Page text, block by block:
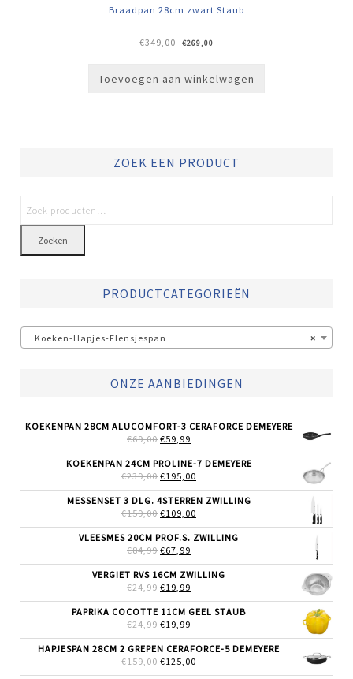
Braadpan 28cm zwart Staub
€349,00
Oorspronkelijke
prijs
€269,00
prijs
Toevoegen aan winkelwagen
ZOEK EEN PRODUCT
Zoeken
PRODUCTCATEGORIEËN
×
Koeken-Hapjes-Flensjespan
ONZE AANBIEDINGEN
KOEKENPAN 28CM ALUCOMFORT-3 CERAFORCE DEMEYERE
€69,00 OORSPRONKELIJKE
WAS:
€69,00.
€59,99
IS:
€59,99.
KOEKENPAN 24CM PROLINE-7 DEMEYERE
€239,00 OORSPRONKELIJKE
WAS:
€239,00.
€195,00
IS:
MESSENSET 3 DLG. 4STERREN ZWILLING
€159,00 OORSPRONKELIJKE
WAS:
€159,00.
€109,00
IS:
VLEESMES 20CM PROF.S. ZWILLING
€84,99 OORSPRONKELIJKE
WAS:
€84,99.
€67,99
IS:
VERGIET RVS 16CM ZWILLING
€24,99 OORSPRONKELIJKE
WAS:
€24,99.
€19,99
IS:
PAPRIKA COCOTTE 11CM GEEL STAUB
€24,99 OORSPRONKELIJKE
WAS:
€24,99.
€19,99
IS:
€19,99.
HAPJESPAN 28CM 2 GREPEN CERAFORCE-5 DEMEYERE
€159,00 OORSPRONKELIJKE
€125,00